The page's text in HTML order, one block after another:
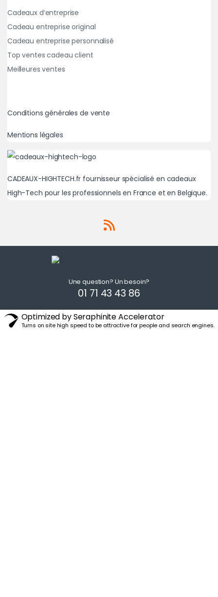
Cadeaux d’entreprise
Cadeau entreprise original
Cadeau entreprise personnalisé
Top ventes cadeau client
Meilleures ventes
Conditions générales de vente
Mentions légales
CADEAUX-HIGHTECH.fr fournisseur spécialisé en cadeaux
High-Tech pour les professionnels en France et en Belgique.
Une question? Un besoin?
01 71 43 43 86
Optimized by Seraphinite Accelerator
Turns on site high speed to be attractive for people and search engines.